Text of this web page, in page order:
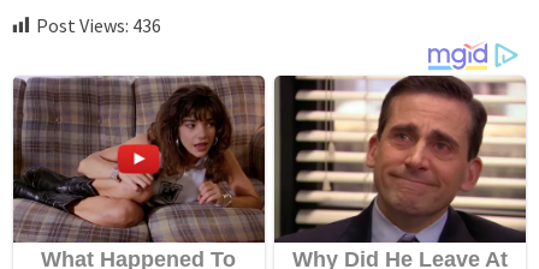
Post Views: 436